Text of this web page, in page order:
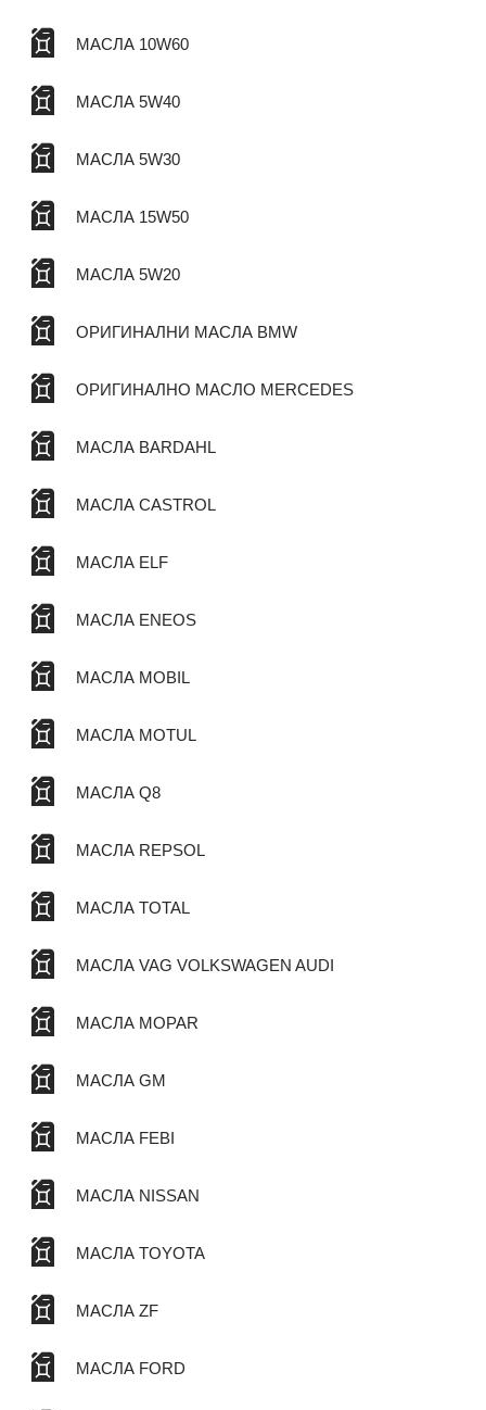
МАСЛА 10W60
МАСЛА 5W40
МАСЛА 5W30
МАСЛА 15W50
МАСЛА 5W20
ОРИГИНАЛНИ МАСЛА BMW
ОРИГИНАЛНО МАСЛО MERCEDES
МАСЛА BARDAHL
МАСЛА CASTROL
МАСЛА ELF
МАСЛА ENEOS
МАСЛА MOBIL
МАСЛА MOTUL
МАСЛА Q8
МАСЛА REPSOL
МАСЛА TOTAL
МАСЛА VAG VOLKSWAGEN AUDI
МАСЛА MOPAR
МАСЛА GM
МАСЛА FEBI
МАСЛА NISSAN
МАСЛА TOYOTA
МАСЛА ZF
МАСЛА FORD